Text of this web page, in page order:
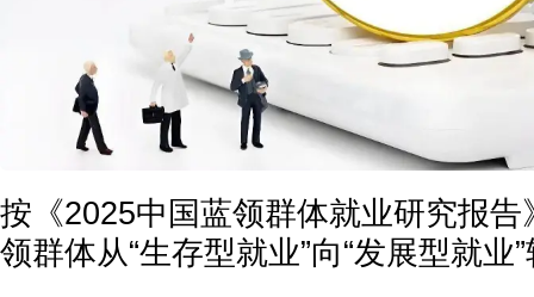
按《2025中国蓝领群体就业研究报
领群体从“生存型就业”向“发展型就业